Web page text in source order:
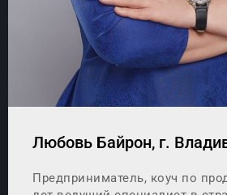
Любовь Байрон, г.
Предприниматель, коуч по